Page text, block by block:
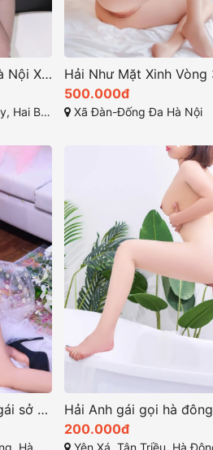
Quỳnh Anh Gái Gọi Hà Nội Xinh Dâm MS 206
Hà Nội,
500.000đ
Xã Đàn-Đống Đa Hà Nội
Ngọc Linh là một cô gái sở hữu vẻ đẹp cuốn hút khó cưỡng
Nội
200.000đ
Yên Xá, Tân Triều, Hà Đông,